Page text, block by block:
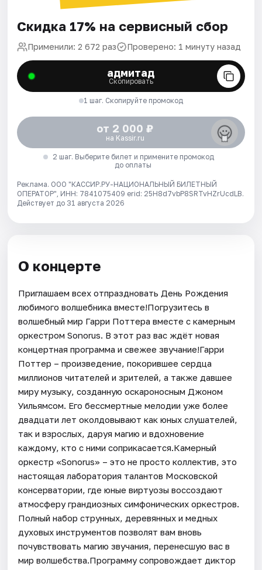
Скидка 17% на сервисный сбор
Применили: 2 672 раз Проверено: 1 минуту назад
адмитад
Скопировать
1 шаг. Скопируйте промокод
от 2 000 ₽
на Kassir.ru
2 шаг. Выберите билет и примените промокод
до оплаты
Реклама. ООО "КАССИР.РУ-НАЦИОНАЛЬНЫЙ БИЛЕТНЫЙ
ОПЕРАТОР", ИНН: 7841075409 erid: 25H8d7vbP8SRTvHZrUcdLB.
Действует до 31 августа 2026
О концерте
Приглашаем всех отпраздновать День Рождения
любимого волшебника вместе!Погрузитесь в
волшебный мир Гарри Поттера вместе с камерным
оркестром Sonorus. В этот раз вас ждёт новая
концертная программа и свежее звучание!Гарри
Поттер – произведение, покорившее сердца
миллионов читателей и зрителей, а также давшее
миру музыку, созданную оскароносным Джоном
Уильямсом. Его бессмертные мелодии уже более
двадцати лет околдовывают как юных слушателей,
так и взрослых, даруя магию и вдохновение
каждому, кто с ними соприкасается.Камерный
оркестр «Sonorus» – это не просто коллектив, это
настоящая лаборатория талантов Московской
консерватории, где юные виртуозы воссоздают
атмосферу грандиозных симфонических оркестров.
Полный набор струнных, деревянных и медных
духовых инструментов позволят вам вновь
почувствовать магию звучания, перенесшую вас в
мир волшебства.Программу сопровождает диктор